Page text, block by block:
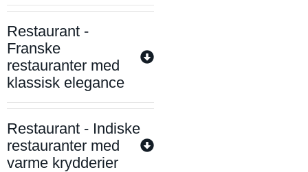
Restaurant -
Franske
restauranter med
klassisk elegance
Restaurant - Indiske
restauranter med
varme krydderier